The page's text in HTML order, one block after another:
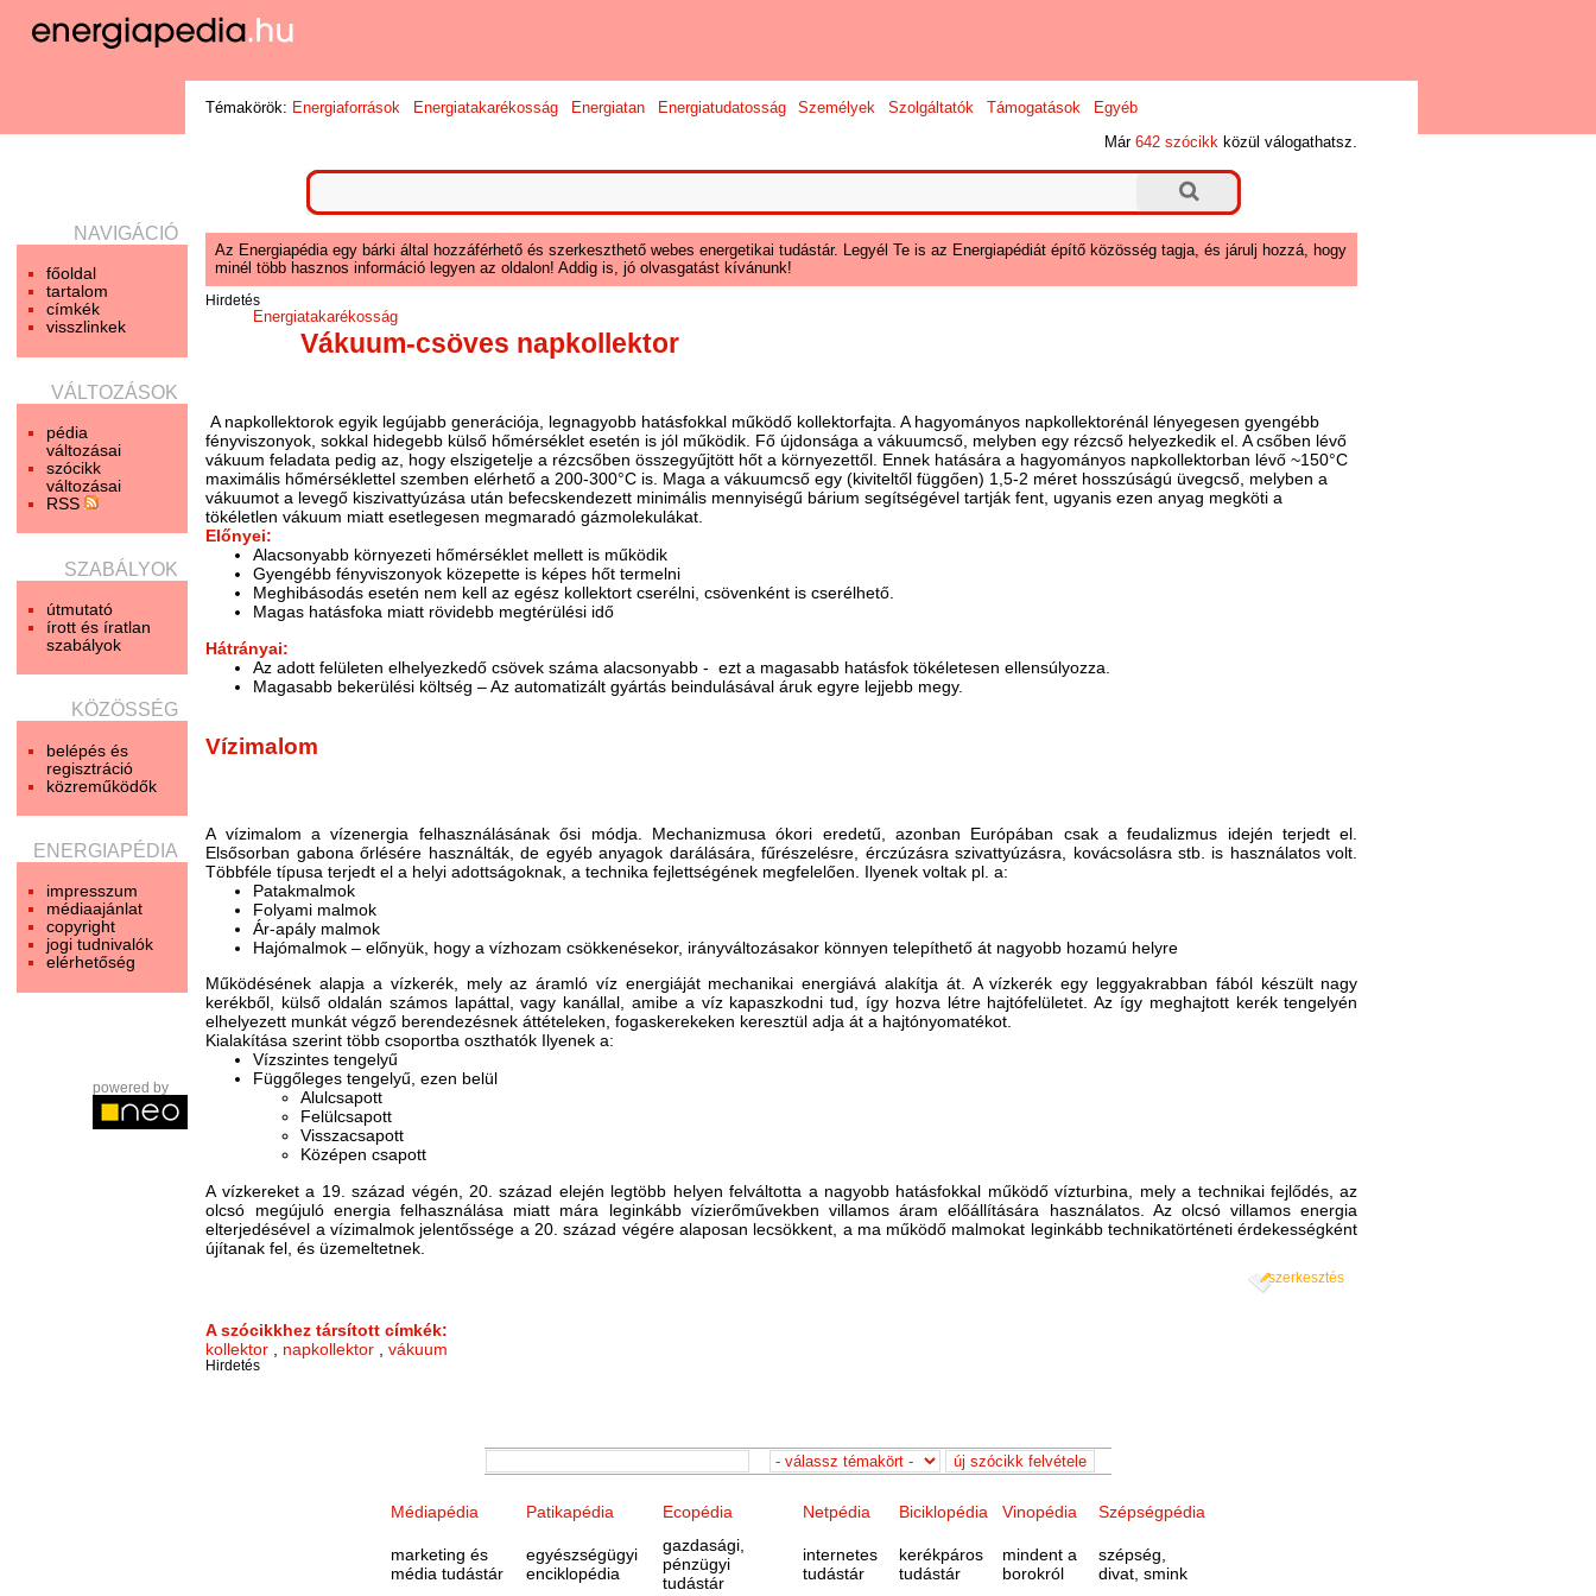
NAVIGÁCIÓ
főoldal
tartalom
címkék
visszlinkek
VÁLTOZÁSOK
pédia
változásai
szócikk
változásai
RSS
SZABÁLYOK
útmutató
írott és íratlan
szabályok
KÖZÖSSÉG
belépés és
regisztráció
közreműködők
ENERGIAPÉDIA
impresszum
médiaajánlat
copyright
jogi tudnivalók
elérhetőség
powered by
Témakörök: Energiaforrások Energiatakarékosság Energiatan Energiatudatosság Személyek Szolgáltatók Támogatások
Egyéb
Már642 szócikk közül válogathatsz.
Az Energiapédia egy bárki által hozzáférhető és szerkeszthető webes energetikai tudástár. Legyél Te is az Energiapédiát építő közösség tagja, és járulj hozzá, hogy
minél több hasznos információ legyen az oldalon! Addig is, jó olvasgatást kívánunk!
Hirdetés
Energiatakarékosság
Vákuum-csöves napkollektor
A napkollektorok egyik legújabb generációja, legnagyobb hatásfokkal működő kollektorfajta. A hagyományos napkollektorénál lényegesen gyengébb
fényviszonyok, sokkal hidegebb külső hőmérséklet esetén is jól működik. Fő újdonsága a vákuumcső, melyben egy rézcső helyezkedik el. A csőben lévő
vákuum feladata pedig az, hogy elszigetelje a rézcsőben összegyűjtött hőt a környezettől. Ennek hatására a hagyományos napkollektorban lévő ~150°C
maximális hőmérséklettel szemben elérhető a 200-300°C is. Maga a vákuumcső egy (kiviteltől függően) 1,5-2 méret hosszúságú üvegcső, melyben a
vákuumot a levegő kiszivattyúzása után befecskendezett minimális mennyiségű bárium segítségével tartják fent, ugyanis ezen anyag megköti a
tökéletlen vákuum miatt esetlegesen megmaradó gázmolekulákat.
Előnyei:
Alacsonyabb környezeti hőmérséklet mellett is működik
Gyengébb fényviszonyok közepette is képes hőt termelni
Meghibásodás esetén nem kell az egész kollektort cserélni, csövenként is cserélhető.
Magas hatásfoka miatt rövidebb megtérülési idő
Hátrányai:
Az adott felületen elhelyezkedő csövek száma alacsonyabb - ezt a magasabb hatásfok tökéletesen ellensúlyozza.
Magasabb bekerülési költség – Az automatizált gyártás beindulásával áruk egyre lejjebb megy.
Vízimalom
A vízimalom a vízenergia felhasználásának ősi módja. Mechanizmusa ókori eredetű, azonban Európában csak a feudalizmus idején terjedt el.
Elsősorban gabona őrlésére használták, de egyéb anyagok darálására, fűrészelésre, érczúzásra szivattyúzásra, kovácsolásra stb. is használatos volt.
Többféle típusa terjedt el a helyi adottságoknak, a technika fejlettségének megfelelően. Ilyenek voltak pl. a:
Patakmalmok
Folyami malmok
Ár-apály malmok
Hajómalmok – előnyük, hogy a vízhozam csökkenésekor, irányváltozásakor könnyen telepíthető át nagyobb hozamú helyre
Működésének alapja a vízkerék, mely az áramló víz energiáját mechanikai energiává alakítja át. A vízkerék egy leggyakrabban fából készült nagy
kerékből, külső oldalán számos lapáttal, vagy kanállal, amibe a víz kapaszkodni tud, így hozva létre hajtófelületet. Az így meghajtott kerék tengelyén
elhelyezett munkát végző berendezésnek áttételeken, fogaskerekeken keresztül adja át a hajtónyomatékot.
Kialakítása szerint több csoportba oszthatók Ilyenek a:
Vízszintes tengelyű
Függőleges tengelyű, ezen belül
Alulcsapott
Felülcsapott
Visszacsapott
Középen csapott
A vízkereket a 19. század végén, 20. század elején legtöbb helyen felváltotta a nagyobb hatásfokkal működő vízturbina, mely a technikai fejlődés, az
olcsó megújuló energia felhasználása miatt mára leginkább vízierőművekben villamos áram előállítására használatos. Az olcsó villamos energia
elterjedésével a vízimalmok jelentőssége a 20. század végére alaposan lecsökkent, a ma működő malmokat leginkább technikatörténeti érdekességként
újítanak fel, és üzemeltetnek.
szerkesztés
A szócikkhez társított címkék:
kollektor
napkollektor ,vákuum
Hirdetés
Médiapédia Patikapédia Ecopédia Netpédia Biciklopédia Vinopédia Szépségpédia
marketing és
média tudástár
egyészségügyi
enciklopédia
gazdasági,
pénzügyi
tudástár
internetes
tudástár
kerékpáros
tudástár
mindent a
borokról
szépség,
divat, smink